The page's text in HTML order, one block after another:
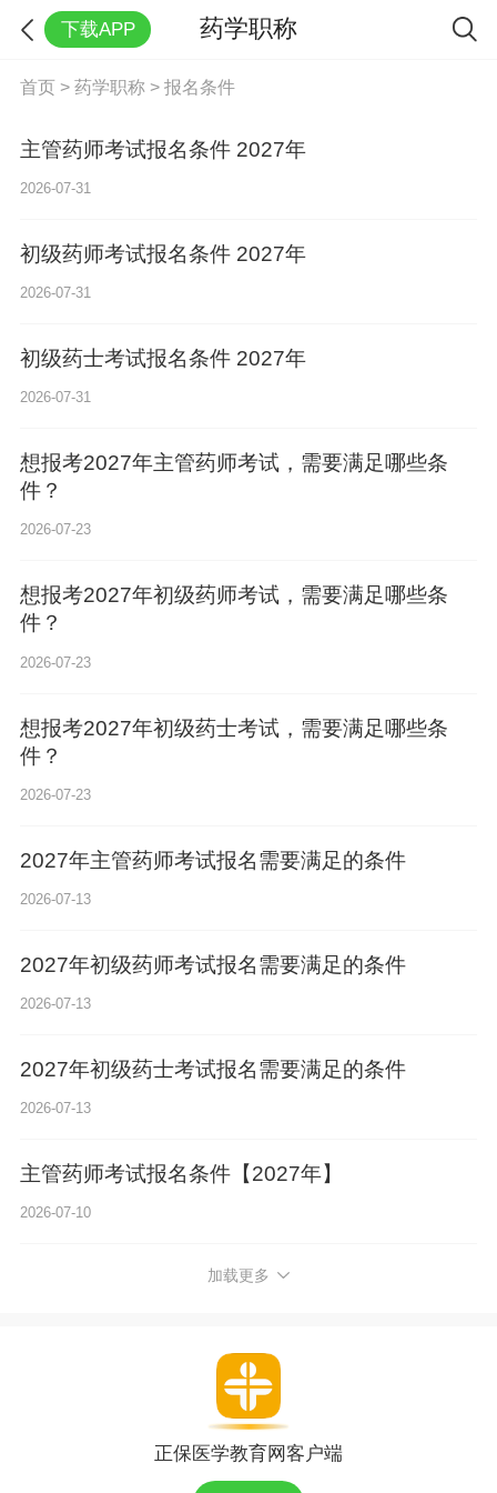
下载APP 药学职称
首页> 药学职称> 报名条件
主管药师考试报名条件 2027年
2026-07-31
初级药师考试报名条件 2027年
2026-07-31
初级药士考试报名条件 2027年
2026-07-31
想报考2027年主管药师考试，需要满足哪些条
件？
2026-07-23
想报考2027年初级药师考试，需要满足哪些条
件？
2026-07-23
想报考2027年初级药士考试，需要满足哪些条
件？
2026-07-23
2027年主管药师考试报名需要满足的条件
2026-07-13
2027年初级药师考试报名需要满足的条件
2026-07-13
2027年初级药士考试报名需要满足的条件
2026-07-13
主管药师考试报名条件【2027年】
2026-07-10
加载更多
正保医学教育网客户端